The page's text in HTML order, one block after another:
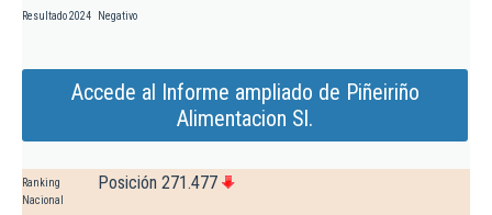
Resultado 2024 Negativo
Accede al Informe ampliado de Piñeiriño
Alimentacion Sl.
Ranking
Nacional
Posición 271.477